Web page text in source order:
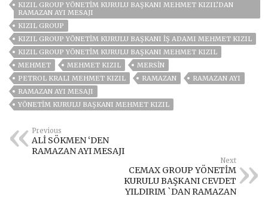
KIZIL GROUP YÖNETİM KURULU BAŞKANI MEHMET KIZIL’DAN
RAMAZAN AYI MESAJI
KIZIL GROUP
KIZIL GROUP YÖNETIM KURULU BAŞKANI İŞ ADAMI MEHMET KIZIL
KIZIL GROUP YÖNETIM KURULU BAŞKANI MEHMET KIZIL
MEHMET
MEHMET KIZIL
MERSİN
PETROL KRALI MEHMET KIZIL
RAMAZAN
RAMAZAN AYI
RAMAZAN AYI MESAJI
YÖNETİM KURULU BAŞKANI MEHMET KIZIL
Previous
ALİ SÖKMEN ‘DEN
RAMAZAN AYI MESAJI
Next
CEMAX GROUP YÖNETİM
KURULU BAŞKANI CEVDET
YILDIRIM `DAN RAMAZAN